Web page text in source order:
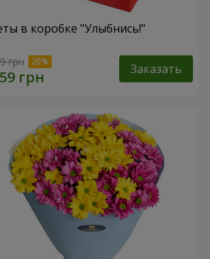
в коробке "Улыбнись!"
грн Заказать